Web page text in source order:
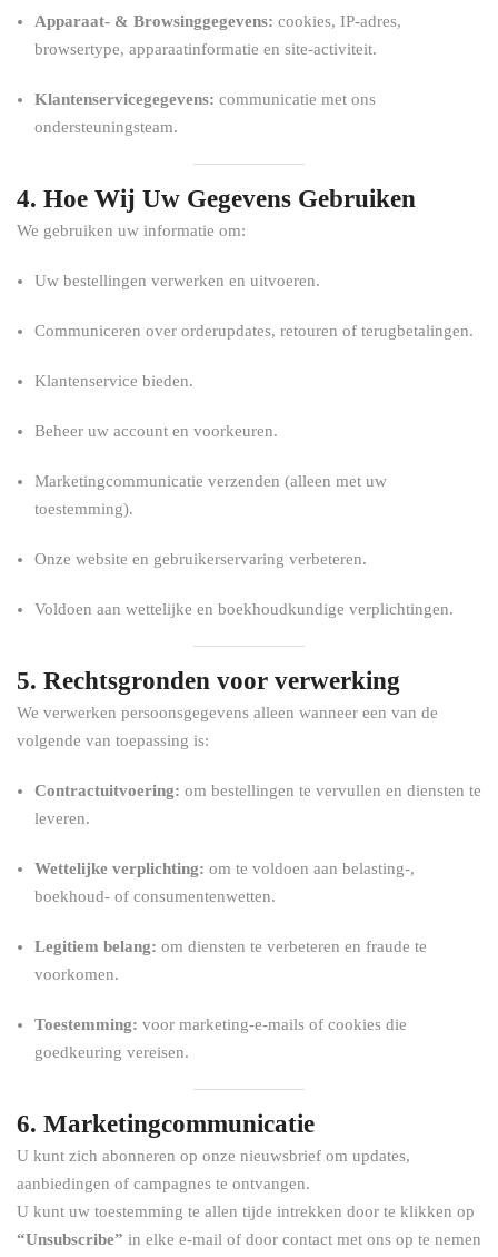
Apparaat- & Browsinggegevens: cookies, IP-adres,
browsertype, apparaatinformatie en site-activiteit.
Klantenservicegegevens: communicatie met ons
ondersteuningsteam.
4. Hoe Wij Uw Gegevens Gebruiken
We gebruiken uw informatie om:
Uw bestellingen verwerken en uitvoeren.
Communiceren over orderupdates, retouren of terugbetalingen.
Klantenservice bieden.
Beheer uw account en voorkeuren.
Marketingcommunicatie verzenden (alleen met uw
toestemming).
Onze website en gebruikerservaring verbeteren.
Voldoen aan wettelijke en boekhoudkundige verplichtingen.
5. Rechtsgronden voor verwerking
We verwerken persoonsgegevens alleen wanneer een van de
volgende van toepassing is:
Contractuitvoering: om bestellingen te vervullen en diensten te
leveren.
Wettelijke verplichting: om te voldoen aan belasting-,
boekhoud- of consumentenwetten.
Legitiem belang: om diensten te verbeteren en fraude te
voorkomen.
Toestemming: voor marketing-e-mails of cookies die
goedkeuring vereisen.
6. Marketingcommunicatie
U kunt zich abonneren op onze nieuwsbrief om updates,
aanbiedingen of campagnes te ontvangen.
U kunt uw toestemming te allen tijde intrekken door te klikken op
“Unsubscribe” in elke e-mail of door contact met ons op te nemen